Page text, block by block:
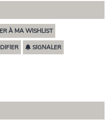
À MA WISHLIST
SIGNALER